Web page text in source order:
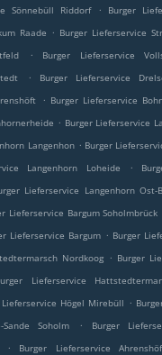
Sönnebüll Riddorf
. Burger
Raade . Burger Lieferservice
. Burger Lieferservice
. Burger Lieferservice
. Burger Lieferservice
. Burger Lieferservice
Langenhon . Burger
Langenhorn Loheide .
Lieferservice Langenhorn Ost-
Lieferservice Bargum Soholmbrück
Lieferservice Bargum . Burger
Nordkoog . Burger
Lieferservice
Lieferservice Högel Mirebüll .
Sande Soholm
. Burger
. Burger Lieferservice